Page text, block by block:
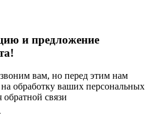
и предложение
вам, но перед этим нам
обработку ваших персональных
связи